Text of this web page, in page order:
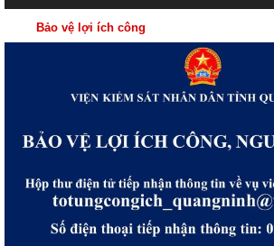
Bảo vệ lợi ích công